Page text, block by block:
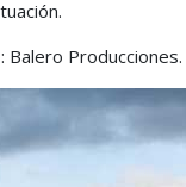
Balero Producciones.